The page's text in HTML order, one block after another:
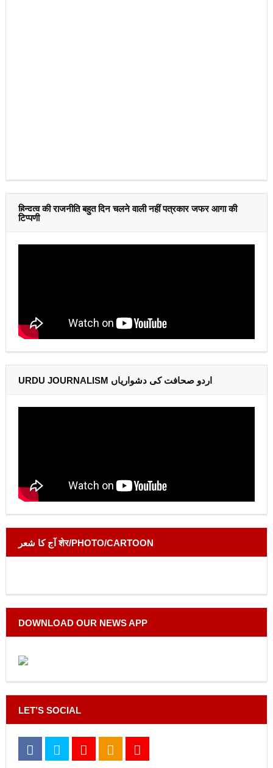
हिन्दुत्व की राजनीति बहुत दिन चलने वाली नहीं पत्रकार जफर आगा की
टिप्पणी
URDU JOURNALISM اردو صحافت کی دشواریاں
آج کا شعر शेर/PHOTO/CARTOON
DOWNLOAD OUR NEWS APP
LET’S SOCIAL